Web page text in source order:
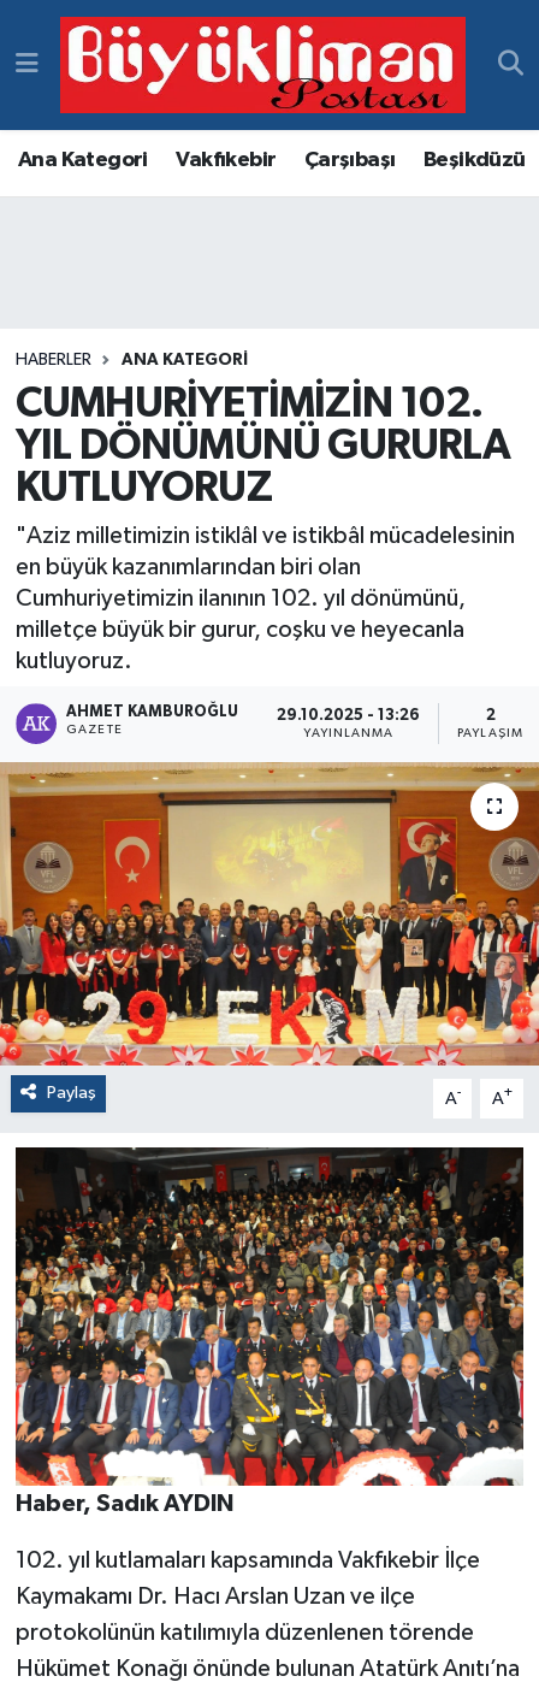
Ana Kategori Vakfıkebir Çarşıbaşı Beşikdüzü
HABERLER ANA KATEGORI
CUMHURİYETİMİZİN 102.
YIL DÖNÜMÜNÜ GURURLA
KUTLUYORUZ
"Aziz milletimizin istiklâl ve istikbâl mücadelesinin
en büyük kazanımlarından biri olan
Cumhuriyetimizin ilanının 102. yıl dönümünü,
milletçe büyük bir gurur, coşku ve heyecanla
kutluyoruz.
AHMET KAMBUROĞLU
GAZETE
29.10.2025 - 13:26
YAYINLANMA
2
PAYLAŞIM
Paylaş A- A+
Haber, Sadık AYDIN
102. yıl kutlamaları kapsamında Vakfıkebir İlçe
Kaymakamı Dr. Hacı Arslan Uzan ve ilçe
protokolünün katılımıyla düzenlenen törende
Hükümet Konağı önünde bulunan Atatürk Anıtı’na
Vakfıkebir Hava Durumu
Vakfıkebir Trafik Yoğunluk Haritası
Haber Arşivi